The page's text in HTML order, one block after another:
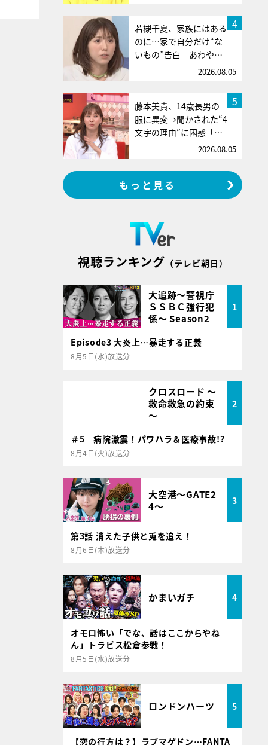
4
若槻千夏、家族にはある
のに…家で自分だけ“な
いもの”告白 あわや…
2026.08.05
5
藤本美貴、14歳長男の
服に異変→聞かされた“4
文字の理由”に困惑「…
2026.08.05
もっと見る
視聴ランキング （テレビ朝日）
大追跡～警視庁
ＳＳＢＣ強行犯
係～ Season2
1
Episode3 大炎上…暴走する正義
8月5日(水)放送分
クロスロード ～
救命救急の約束
～
2
＃5 病院激震！パワハラ＆医療事故!?
8月4日(火)放送分
大空港～GATE2
4～
3
第3話 消えた子供と兎を追え！
8月6日(木)放送分
かまいガチ 4
オモロ怖い「でな、話はここからやね
ん」トラビス松倉参戦！
8月5日(水)放送分
ロンドンハーツ 5
【恋の行方は？】ラブマゲドン…FANTA